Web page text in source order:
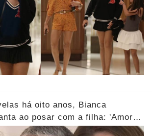
há oito anos, Bianca
ao posar com a filha: 'Amores